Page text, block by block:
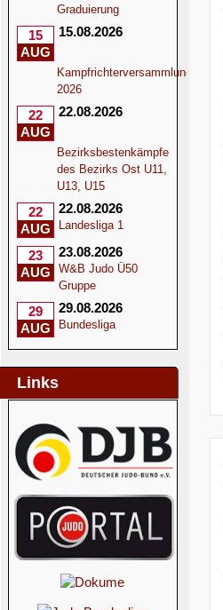
Graduierung
15
AUG
15.08.2026
Kampfrichterversammlung
2026
22
AUG
22.08.2026
Bezirksbestenkämpfe
des Bezirks Ost U11,
U13, U15
22
AUG
22.08.2026
Landesliga 1
23
AUG
23.08.2026
W&B Judo Ü50
Gruppe
29
AUG
29.08.2026
Bundesliga
Links